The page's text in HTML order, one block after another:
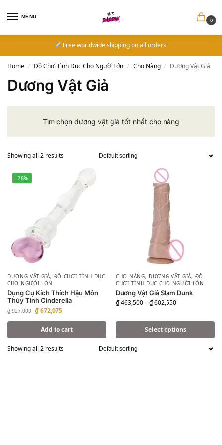
MENU
0
Free worldwide shipping on all orders!
Home / Đồ Chơi Tình Dục Cho Người Lớn / Cho Nàng / Dương Vật Giả
Dương Vật Giả
Tìm chọn dương vật giả tốt nhất cho nàng
Showing all 2 results
-28%
DƯƠNG VẬT GIẢ, ĐỒ CHƠI TÌNH DỤC
CHO NGƯỜI LỚN
Dụng Cụ Kích Thích Hậu Môn
Thủy Tinh Cinderella
₫927,000 ₫672,075
Add to cart
CHO NÀNG, DƯƠNG VẬT GIẢ, ĐỒ
CHƠI TÌNH DỤC CHO NGƯỜI LỚN
Dương Vật Giả Slam Dunk
₫463,500–₫602,550
Select options
Showing all 2 results